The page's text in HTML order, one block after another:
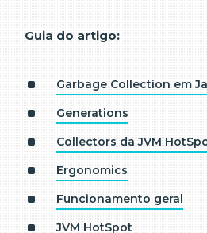
Guia do artigo:
Garbage Collection em
Generations
Collectors da JVM
Ergonomics
Funcionamento geral
JVM HotSpot